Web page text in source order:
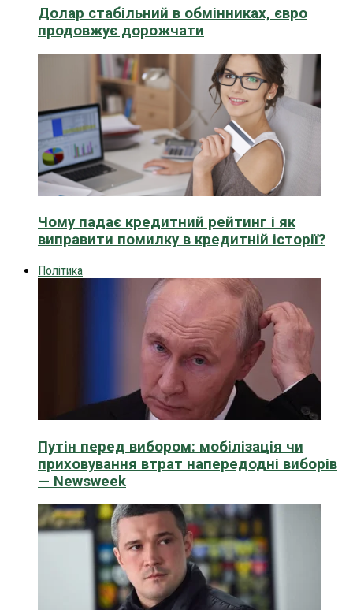
Долар стабільний в обмінниках, євро
продовжує дорожчати
Чому падає кредитний рейтинг і як
виправити помилку в кредитній історії?
Політика
Путін перед вибором: мобілізація чи
приховування втрат напередодні виборів
— Newsweek